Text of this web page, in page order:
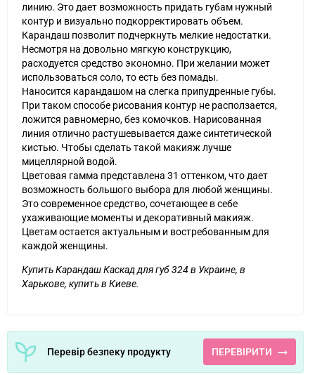
линию. Это дает возможность придать губам нужный
контур и визуально подкорректировать объем.
Карандаш позволит подчеркнуть мелкие недостатки.
Несмотря на довольно мягкую конструкцию,
расходуется средство экономно. При желании может
использоваться соло, то есть без помады.
Наносится карандашом на слегка припудренные губы.
При таком способе рисования контур не расползается,
ложится равномерно, без комочков. Нарисованная
линия отлично растушевывается даже синтетической
кистью. Чтобы сделать такой макияж лучше
мицеллярной водой.
Цветовая гамма представлена ​​31 оттенком, что дает
возможность большого выбора для любой женщины.
Это современное средство, сочетающее в себе
ухаживающие моменты и декоративный макияж.
Цветам остается актуальным и востребованным для
каждой женщины.
Купить Карандаш Каскад для губ 324 в Украине, в
Харькове, купить в Киеве.
Перевір безпеку продукту ПЕРЕВІРИТИ